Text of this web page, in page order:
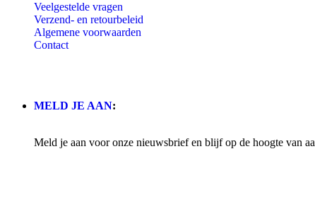
Veelgestelde vragen
Verzend- en retourbeleid
Algemene voorwaarden
Contact
MELD JE AAN:
Meld je aan voor onze nieuwsbrief en blijf op de hoogte van